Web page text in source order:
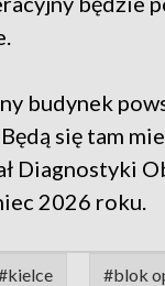
budynek
się tam
Diagnostyki
2026 roku.
#blok